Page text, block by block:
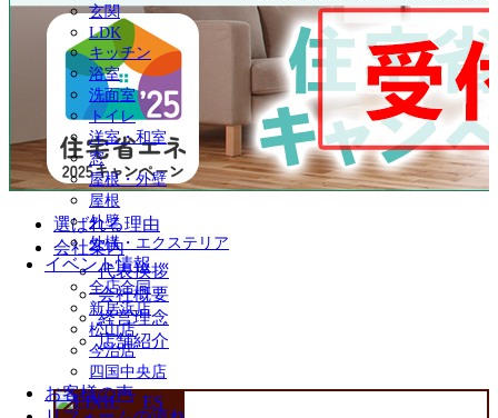
玄関
LDK
キッチン
浴室
洗面室
トイレ
洋室・和室
窓
屋根・外壁
屋根
外壁
外構・エクステリア
イベント情報
全店合同
新居浜店
松山店
今治店
四国中央店
お客様の声
選ばれる理由
会社案内
代表挨拶
会社概要
経営理念
店舗紹介